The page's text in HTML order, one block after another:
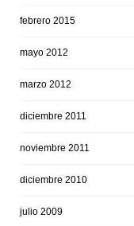
febrero 2015
mayo 2012
marzo 2012
diciembre 2011
noviembre 2011
diciembre 2010
julio 2009